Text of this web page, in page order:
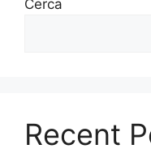
Cerca
Recent